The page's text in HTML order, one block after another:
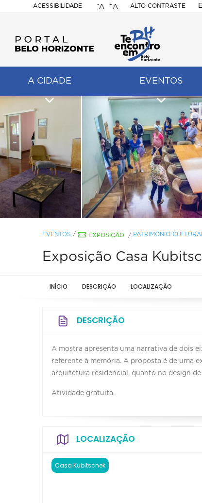
ACESSIBILIDADE
BELO
HORIZONTE
-A +A ALTO CONTRASTE
A CIDADE EVENTOS
EVENTOS / EXPOSIÇÃO / PATRIMÔNIO CULTURAL
Exposição Casa
INÍCIO DESCRIÇÃO LOCALIZAÇÃO
DESCRIÇÃO
A mostra apresenta uma narrativa de dois
referente à memória. A proposta é de uma
arquitetura residencial, quanto no design de
Atividade gratuita.
LOCALIZAÇÃO
Casa Kubitschek